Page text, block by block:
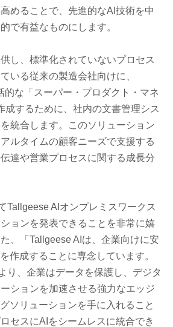
めることで、先進的なAI技術を中
で有益なものにします。
し、標準化されていないプロセス
いる従来の製造会社向けに、
的な「スーパー・プロダクト・マネ
成するために、社内の文書管理シス
統合します。このソリューション
ルタイムの顧客ニーズで支援する
達や営業プロセスに関する成長分
Tallgeese AIオンプレミスワークス
ョンを発表できることを非常に嬉
、「Tallgeese AIは、企業向けに安
作成することに専念しています。
り、企業はデータを保護し、デジタ
ションを加速させる強力なエッジ
ソリューションを手に入れること
セスにAIをシームレスに統合でき